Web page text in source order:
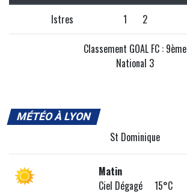
Istres 1 2
Classement GOAL FC : 9ème
National 3
MÉTÉO À LYON
St Dominique
Matin
Ciel Dégagé 15°C